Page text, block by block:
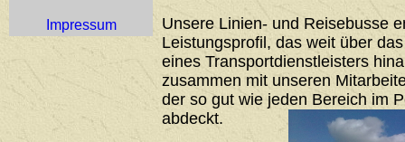
Impressum
Unsere Linien- und Reisebusse
Leistungsprofil, das weit über
eines Transportdienstleisters
zusammen mit unseren
der so gut wie jeden Bereich im
abdeckt.